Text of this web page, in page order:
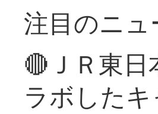
注目のニュ
🔴ＪＲ東
ラボした